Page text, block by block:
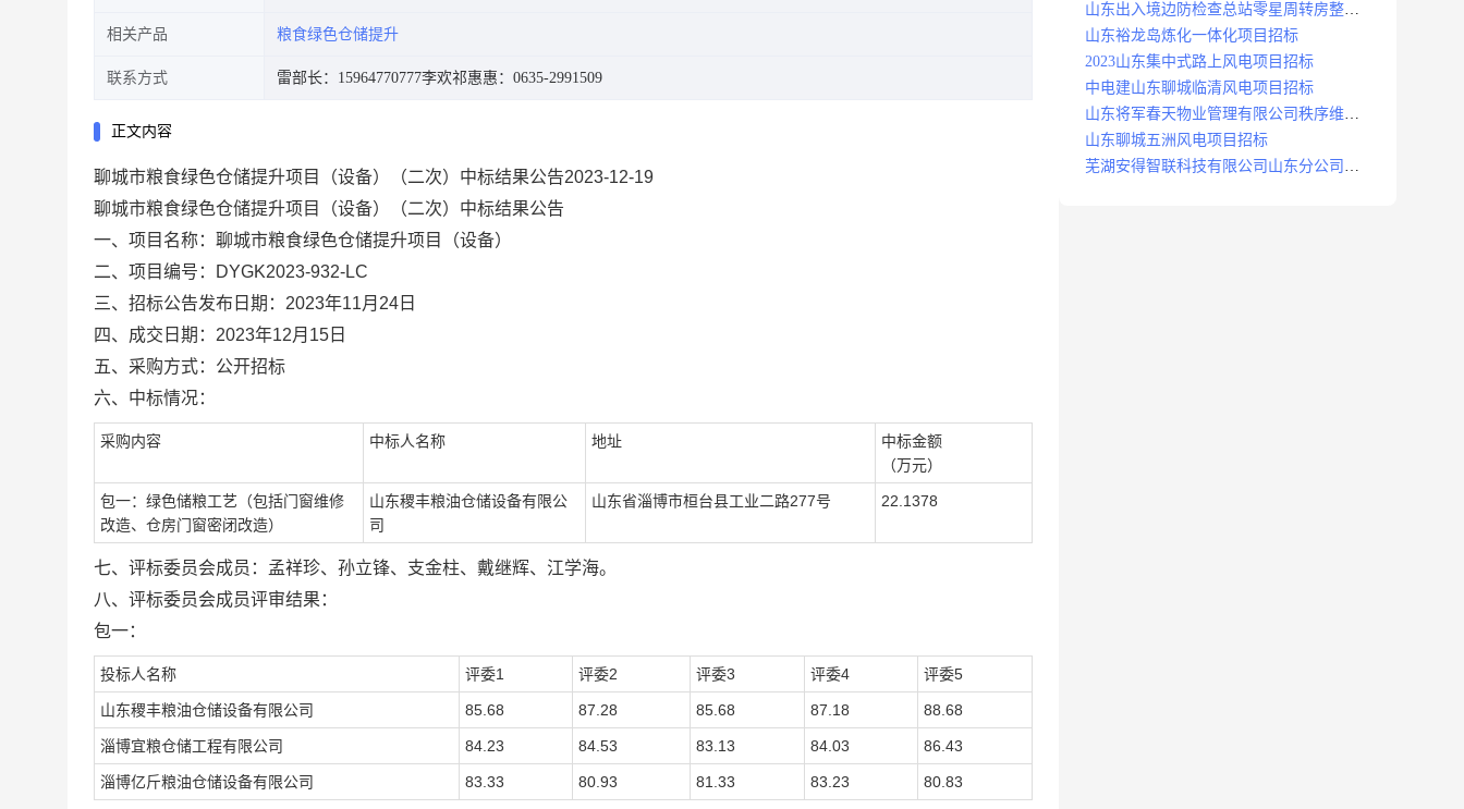
相关产品 粮食绿色仓储提升
联系方式 雷部长：15964770777李欢祁惠惠：0635-2991509
正文内容
聊城市粮食绿色仓储提升项目（设备）（二次）中标结果公告2023-12-19
聊城市粮食绿色仓储提升项目（设备）（二次） 中标结果公告
一、项目名称： 聊城市粮食绿色仓储提升项目（设备）
二、项目编号：
DYGK2023-932-LC
三、招标公告发布日期： 2023年11月 24 日
四、成交日期： 2023年12月 15 日
五、采购方式：公开招标
六、中标情况：
采购内容 中标人名称 地址
中标金额
（万元）
包一：绿色储粮工艺（包括门窗维修
改造、仓房门窗密闭改造）
山东稷丰粮油仓储设备有限公
司
山东省淄博市桓台县工业二路277号 22.1378
七、评标委员会成员：孟祥珍、孙立锋、支金柱、戴继辉、江学海。
八、评标委员会成员评审结果：
包一：
投标人名称 评委1 评委2 评委3 评委4 评委5
山东稷丰粮油仓储设备有限公司 85.68 87.28 85.68 87.18 88.68
淄博宜粮仓储工程有限公司 84.23 84.53 83.13 84.03 86.43
淄博亿斤粮油仓储设备有限公司 83.33 80.93 81.33 83.23 80.83
山东出入境边防检查总站零星周转房整修
项目招标中标
山东裕龙岛炼化一体化项目招标
2023山东集中式路上风电项目招标
中电建山东聊城临清风电项目招标
山东将军春天物业管理有限公司秩序维护
服务项目招标公告
山东聊城五洲风电项目招标
芜湖安得智联科技有限公司山东分公司济